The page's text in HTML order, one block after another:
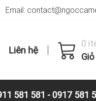
Email:
Liên hệ
0
581 581 - 0917 581